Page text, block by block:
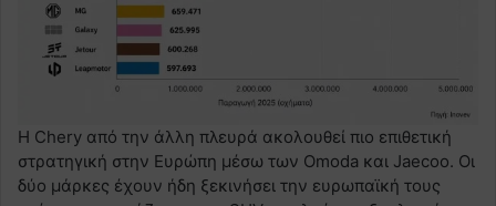
Η Chery από την άλλη πλευρά ακολουθεί πιο επιθετική
στρατηγική στην Ευρώπη μέσω των Omoda και Jaecoo. Οι
δύο μάρκες έχουν ήδη ξεκινήσει την ευρωπαϊκή τους